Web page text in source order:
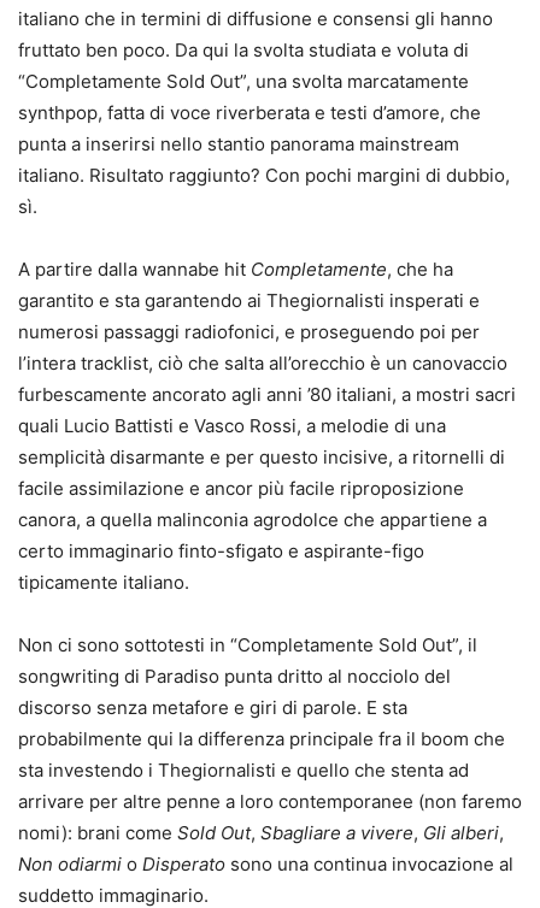
italiano che in termini di diffusione e consensi gli hanno
fruttato ben poco. Da qui la svolta studiata e voluta di
“Completamente Sold Out”, una svolta marcatamente
synthpop, fatta di voce riverberata e testi d’amore, che
punta a inserirsi nello stantio panorama mainstream
italiano. Risultato raggiunto? Con pochi margini di dubbio,
sì.
A partire dalla wannabe hit Completamente, che ha
garantito e sta garantendo ai Thegiornalisti insperati e
numerosi passaggi radiofonici, e proseguendo poi per
l’intera tracklist, ciò che salta all’orecchio è un canovaccio
furbescamente ancorato agli anni ’80 italiani, a mostri sacri
quali Lucio Battisti e Vasco Rossi, a melodie di una
semplicità disarmante e per questo incisive, a ritornelli di
facile assimilazione e ancor più facile riproposizione
canora, a quella malinconia agrodolce che appartiene a
certo immaginario finto-sfigato e aspirante-figo
tipicamente italiano.
Non ci sono sottotesti in “Completamente Sold Out”, il
songwriting di Paradiso punta dritto al nocciolo del
discorso senza metafore e giri di parole. E sta
probabilmente qui la differenza principale fra il boom che
sta investendo i Thegiornalisti e quello che stenta ad
arrivare per altre penne a loro contemporanee (non faremo
nomi): brani come Sold Out, Sbagliare a vivere, Gli alberi,
Non odiarmi o Disperato sono una continua invocazione al
suddetto immaginario.